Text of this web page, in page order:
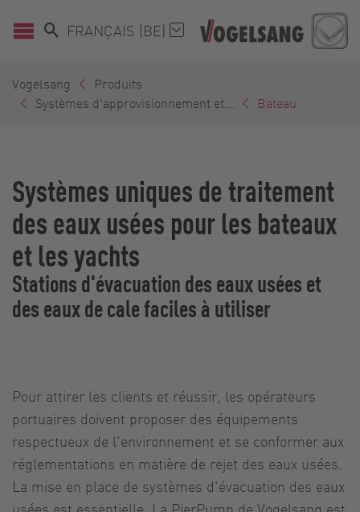
FRANÇAIS (BE)
Vogelsang
Produits
Systèmes d'approvisionnement et...
Bateau
Systèmes uniques de traitement
des eaux usées pour les bateaux
et les yachts
Stations d'évacuation des eaux usées et
des eaux de cale faciles à utiliser
Pour attirer les clients et réussir, les opérateurs
portuaires doivent proposer des équipements
respectueux de l'environnement et se conformer aux
réglementations en matière de rejet des eaux usées.
La mise en place de systèmes d'évacuation des eaux
usées est essentielle. La PierPump de Vogelsang est